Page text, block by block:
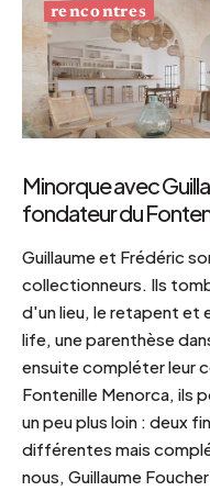
rencontres
Minorque avec
fondateur du
Guillaume et Frédéric
collectionneurs. Ils
d'un lieu, le retapent et
life, une parenthèse
ensuite compléter leur
Fontenille Menorca, ils
un peu plus loin : deux
différentes mais
nous, Guillaume